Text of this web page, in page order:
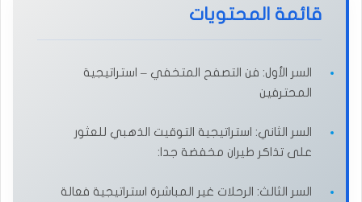
قائمة المحتويات
السر الأول: فن التصفح المتخفي – استراتيجية
المحترفين
السر الثاني: استراتيجية التوقيت الذهبي للعثور
على تذاكر طيران مخفضة جدا:
السر الثالث: الرحلات غير المباشرة استراتيجية فعالة